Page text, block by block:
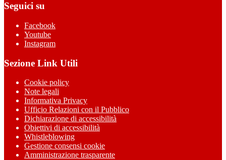
Seguici su
Facebook
Youtube
Instagram
Sezione Link Utili
Cookie policy
Note legali
Informativa Privacy
Ufficio Relazioni con il Pubblico
Dichiarazione di accessibilità
Obiettivi di accessibilità
Whistleblowing
Gestione consensi cookie
Amministrazione trasparente